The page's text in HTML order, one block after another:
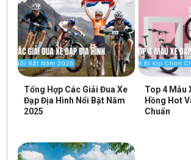
Khung sườn xe được chế tác tỉ mỉ, hoàn hảo.
nhún ở phía trước giúp xe luôn ổn định và cảm
mỗi hành trình
Tổng Hợp Các Giải Đua Xe
Đạp Địa Hình Nổi Bật Năm
2025
Top 4 Mẫu
Hồng Hot
Chuẩn